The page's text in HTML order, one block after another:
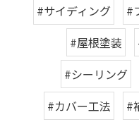
#サイディング #
#屋根塗装
#シーリング
#カバー工法
#